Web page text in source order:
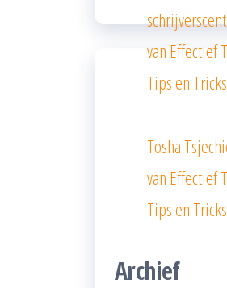
van Effectief
Tips en Tricks
Tosha
van Effectief
Tips en Tricks
Archief